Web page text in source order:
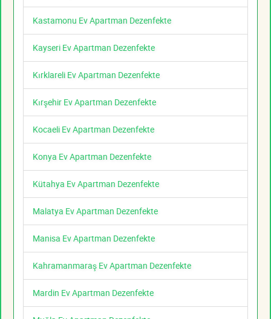
Kastamonu Ev Apartman Dezenfekte
Kayseri Ev Apartman Dezenfekte
Kırklareli Ev Apartman Dezenfekte
Kırşehir Ev Apartman Dezenfekte
Kocaeli Ev Apartman Dezenfekte
Konya Ev Apartman Dezenfekte
Kütahya Ev Apartman Dezenfekte
Malatya Ev Apartman Dezenfekte
Manisa Ev Apartman Dezenfekte
Kahramanmaraş Ev Apartman Dezenfekte
Mardin Ev Apartman Dezenfekte